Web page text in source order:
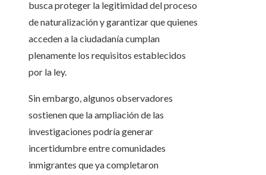
busca proteger la legitimidad del proceso
de naturalización y garantizar que quienes
acceden a la ciudadanía cumplan
plenamente los requisitos establecidos
por la ley.
Sin embargo, algunos observadores
sostienen que la ampliación de las
investigaciones podría generar
incertidumbre entre comunidades
inmigrantes que ya completaron